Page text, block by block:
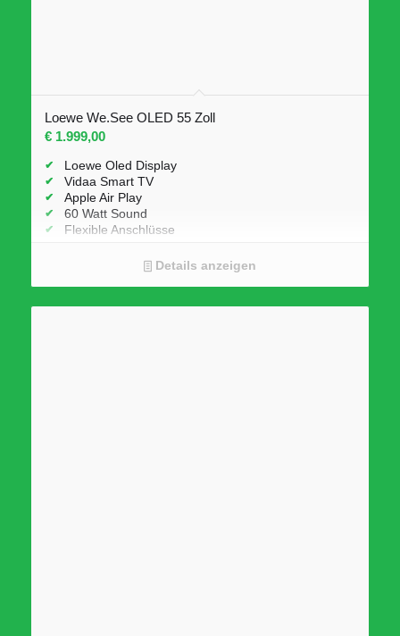
Loewe We.See OLED 55 Zoll
€1.999,00
Loewe Oled Display
Vidaa Smart TV
Apple Air Play
60 Watt Sound
Flexible Anschlüsse
Details anzeigen